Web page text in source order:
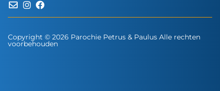
Copyright © 2026 Parochie Petrus & Paulus Alle rechten
voorbehouden